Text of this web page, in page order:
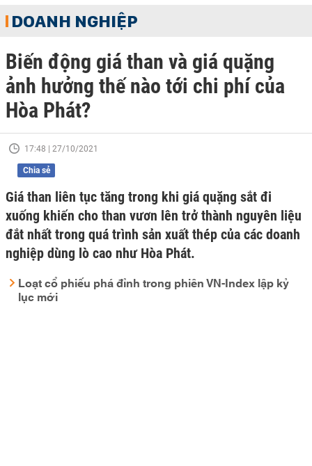
DOANH NGHIỆP
Biến động giá than và giá quặng
ảnh hưởng thế nào tới chi phí của
Hòa Phát?
17:48 | 27/10/2021
Chia sẻ
Giá than liên tục tăng trong khi giá quặng sắt đi
xuống khiến cho than vươn lên trở thành nguyên liệu
đắt nhất trong quá trình sản xuất thép của các doanh
nghiệp dùng lò cao như Hòa Phát.
Loạt cổ phiếu phá đỉnh trong phiên VN-Index lập kỷ
lục mới